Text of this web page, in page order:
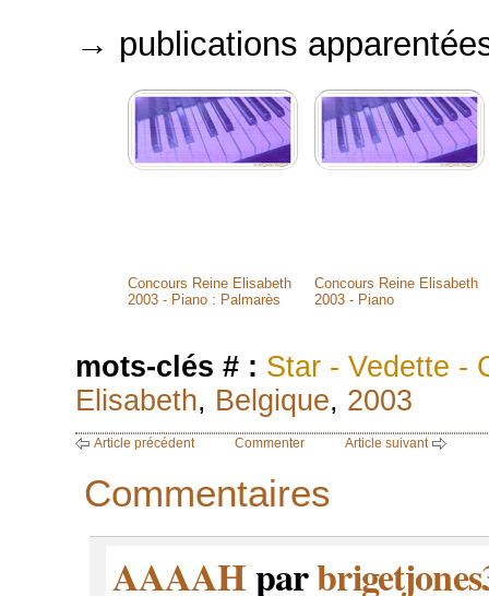
→ publications
Concours Reine Elisabeth
2003 - Piano : Palmarès
Concours Reine Elisabeth
2003 - Piano
mots-clés # : Star - Vedette -
Elisabeth, Belgique, 2003
Article précédent Commenter Article suivant
Commentaires
AAAAHpar